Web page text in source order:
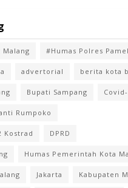
Malang #Humas Polres
advertorial berita kota
Bupati Sampang
Rumpoko
Kostrad DPRD
Humas Pemerintah Kota
Jakarta Kabupaten